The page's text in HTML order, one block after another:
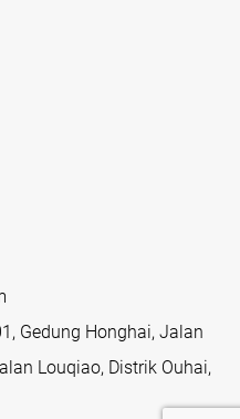
Gedung Honghai, Jalan
Louqiao, Distrik Ouhai,